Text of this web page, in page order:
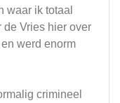
waar ik totaal
de Vries hier over
werd enorm
crimineel